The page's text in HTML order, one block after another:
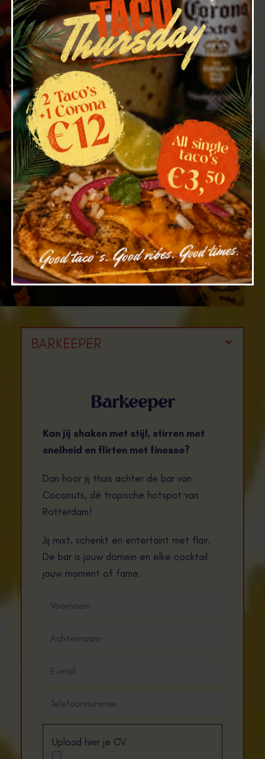
BARKEEPER
Barkeeper
Kan jij shaken met stijl, stirren met
snelheid en flirten met finesse?
Dan hoor jij thuis achter de bar van
Coconuts, dé tropische hotspot van
Rotterdam!
Jij mixt, schenkt en entertaint met flair.
De bar is jouw domein en elke cocktail
jouw moment of fame.
Upload hier je CV